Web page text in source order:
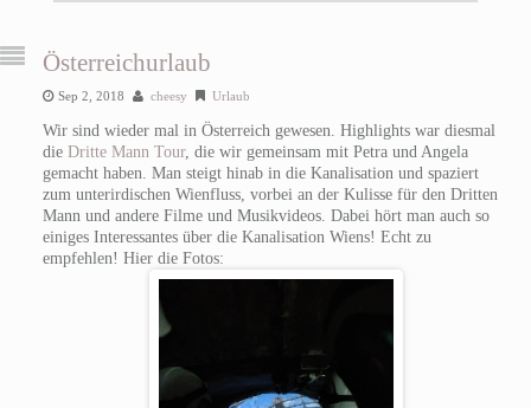
Österreichurlaub
Sep 2, 2018 cheesy Urlaub
Wir sind wieder mal in Österreich gewesen. Highlights war diesmal
die Dritte Mann Tour, die wir gemeinsam mit Petra und Angela
gemacht haben. Man steigt hinab in die Kanalisation und spaziert
zum unterirdischen Wienfluss, vorbei an der Kulisse für den Dritten
Mann und andere Filme und Musikvideos. Dabei hört man auch so
einiges Interessantes über die Kanalisation Wiens! Echt zu
empfehlen! Hier die Fotos: